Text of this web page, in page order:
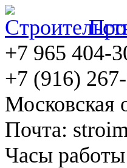
+7 965 404-
+7 (916)
Московская
Почта:
Часы работы